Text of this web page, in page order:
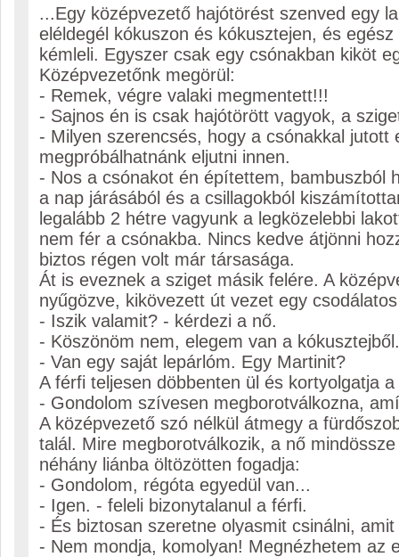
...Egy középvezető hajótörést szenved egy
eléldegél kókuszon és kókusztejen, és
kémleli. Egyszer csak egy csónakban kiköt
Középvezetőnk megörül:
- Remek, végre valaki megmentett!!!
- Sajnos én is csak hajótörött vagyok, a
- Milyen szerencsés, hogy a csónakkal jutott
megpróbálhatnánk eljutni innen.
- Nos a csónakot én építettem, bambuszból
a nap járásából és a csillagokból
legalább 2 hétre vagyunk a legközelebbi
nem fér a csónakba. Nincs kedve átjönni
biztos régen volt már társasága.
Át is eveznek a sziget másik felére. A
nyűgözve, kikövezett út vezet egy
- Iszik valamit? - kérdezi a nő.
- Köszönöm nem, elegem van a kókusztejből.
- Van egy saját lepárlóm. Egy Martinit?
A férfi teljesen döbbenten ül és kortyolgatja
- Gondolom szívesen megborotválkozna,
A középvezető szó nélkül átmegy a
talál. Mire megborotválkozik, a nő mindössze
néhány liánba öltözötten fogadja:
- Gondolom, régóta egyedül van...
- Igen. - feleli bizonytalanul a férfi.
- És biztosan szeretne olyasmit csinálni,
- Nem mondja, komolyan! Megnézhetem az